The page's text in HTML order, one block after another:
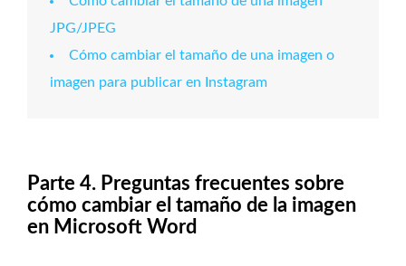
JPG/JPEG
Cómo cambiar el tamaño de una imagen o
imagen para publicar en Instagram
Parte 4. Preguntas frecuentes sobre
cómo cambiar el tamaño de la imagen
en Microsoft Word